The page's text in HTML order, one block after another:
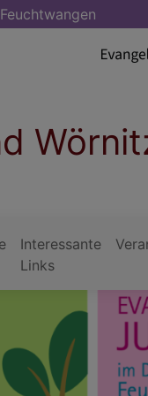
Interessante
Links